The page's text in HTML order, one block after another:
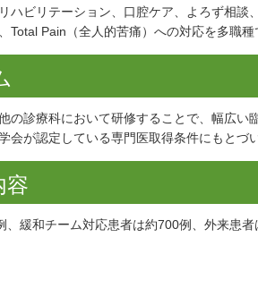
ハビリテーション、口腔ケア、よろず相談
Total Pain（全人的苦痛）への対応を多職
の診療科において研修することで、幅広い
会が認定している専門医取得条件にもとづ
容
、緩和チーム対応患者は約700例、外来患